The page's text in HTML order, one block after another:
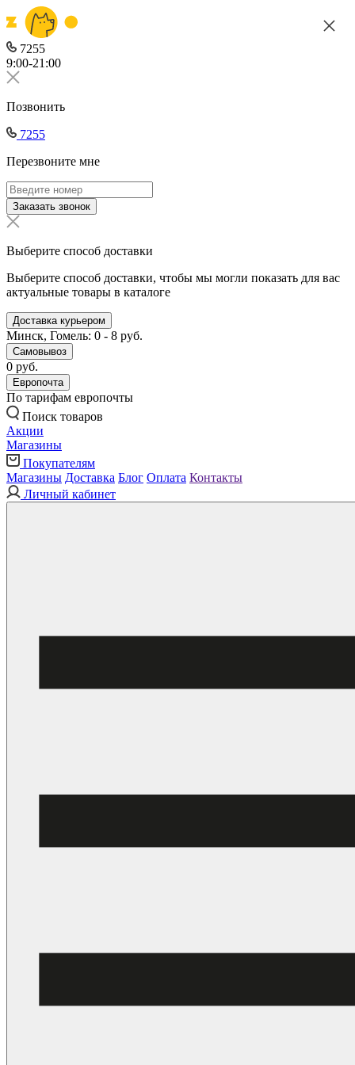
7255
9:00-21:00
Позвонить
7255
Перезвоните мне
Заказать звонок
Выберите способ доставки
Выберите способ доставки, чтобы мы могли показать для вас
актуальные товары в каталоге
Доставка курьером
Минск, Гомель: 0 - 8 руб.
Самовывоз
0 руб.
Европочта
По тарифам европочты
Поиск товаров
Акции
Магазины
Покупателям
Магазины Доставка Блог Оплата Контакты
Личный кабинет